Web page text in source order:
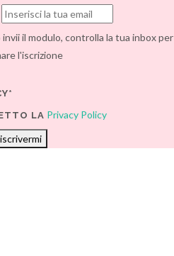
il modulo, controlla la tua inbox per
l'iscrizione
LA Privacy Policy